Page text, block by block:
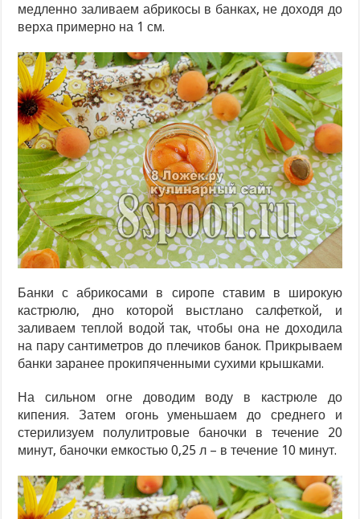
медленно заливаем абрикосы в банках, не доходя до
верха примерно на 1 см.
Банки с абрикосами в сиропе ставим в широкую
кастрюлю, дно которой выстлано салфеткой, и
заливаем теплой водой так, чтобы она не доходила
на пару сантиметров до плечиков банок. Прикрываем
банки заранее прокипяченными сухими крышками.
На сильном огне доводим воду в кастрюле до
кипения. Затем огонь уменьшаем до среднего и
стерилизуем полулитровые баночки в течение 20
минут, баночки емкостью 0,25 л – в течение 10 минут.